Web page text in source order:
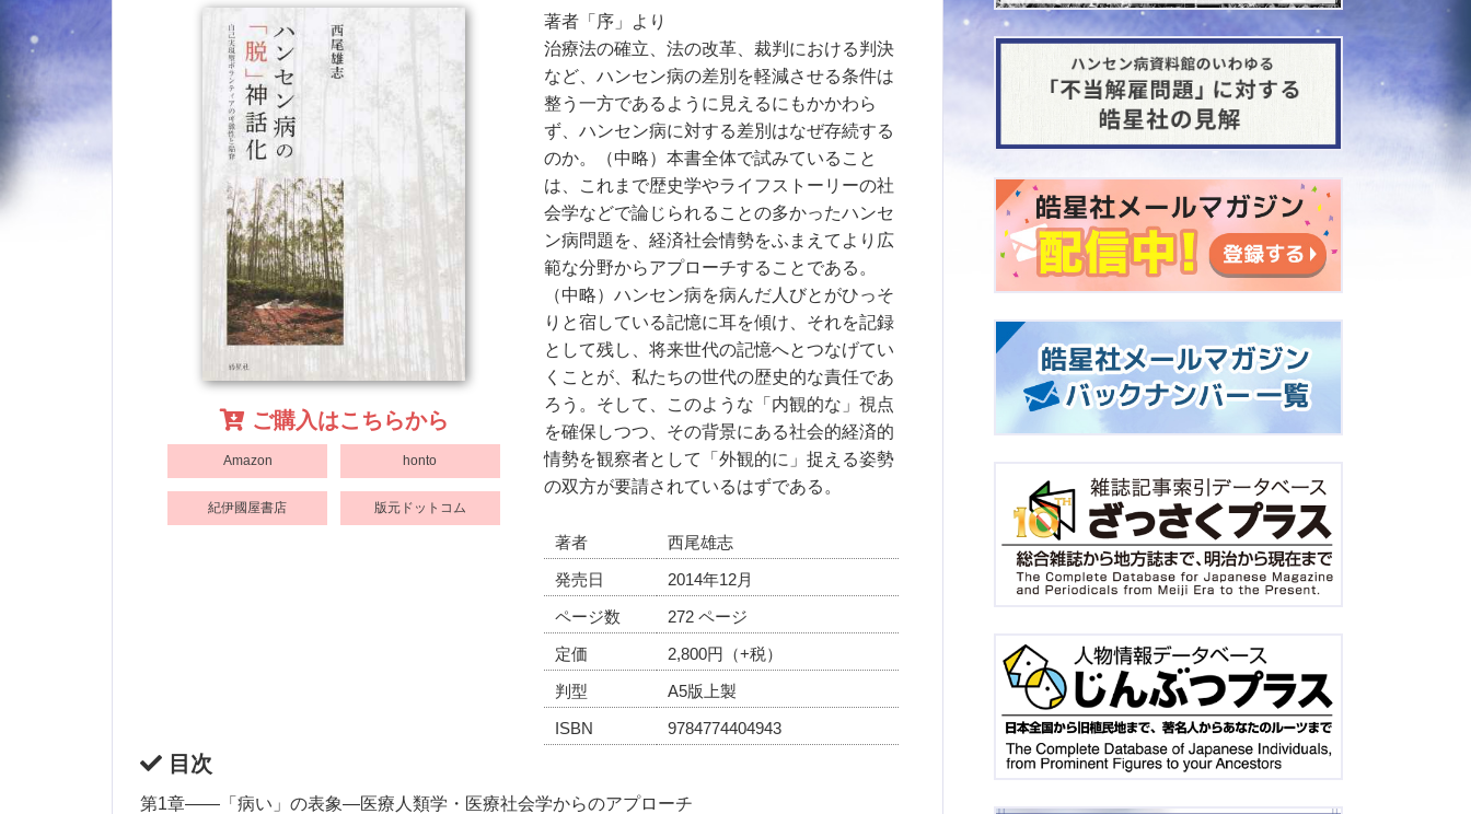
ご購入はこちらから
Amazon honto
紀伊國屋書店 版元ドットコム
著者「序」より
治療法の確立、法の改革、裁判における判決
など、ハンセン病の差別を軽減させる条件は
整う一方であるように見えるにもかかわら
ず、ハンセン病に対する差別はなぜ存続する
のか。（中略）本書全体で試みていること
は、これまで歴史学やライフストーリーの社
会学などで論じられることの多かったハンセ
ン病問題を、経済社会情勢をふまえてより広
範な分野からアプローチすることである。
（中略）ハンセン病を病んだ人びとがひっそ
りと宿している記憶に耳を傾け、それを記録
として残し、将来世代の記憶へとつなげてい
くことが、私たちの世代の歴史的な責任であ
ろう。そして、このような「内観的な」視点
を確保しつつ、その背景にある社会的経済的
情勢を観察者として「外観的に」捉える姿勢
の双方が要請されているはずである。
著者 西尾雄志
発売日 2014年12月
ページ数 272 ページ
定価 2,800円（+税）
判型 A5版上製
ISBN 9784774404943
目次
第1章――「病い」の表象―医療人類学・医療社会学からのアプローチ